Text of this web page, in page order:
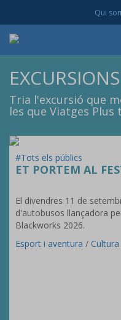
Qui
Tria l'excursió que
les que Viatges Plus
#Tots els públics
ET PORTEM AL
El divendres 11 de
d'autobusos llançadora
Blackworks 2026.
Esport i aventura / Cultura